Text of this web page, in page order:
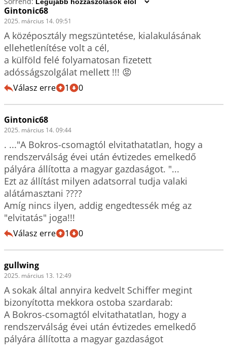
Gintonic68
2025. március 14. 09:51
A középosztály megszüntetése, kialakulásának
ellehetlenítése volt a cél,
a külföld felé folyamatosan fizetett
adósságszolgálat mellett !!! 😡
Válasz erre 1 0
Gintonic68
2025. március 14. 09:44
. ..."A Bokros-csomagtól elvitathatatlan, hogy a
rendszerválság évei után évtizedes emelkedő
pályára állította a magyar gazdaságot. "...
Ezt az állítást milyen adatsorral tudja valaki
alátámasztani ????
Amíg nincs ilyen, addig engedtessék még az
"elvitatás" joga!!!
Válasz erre 1 0
gullwing
2025. március 13. 12:49
A sokak által annyira kedvelt Schiffer megint
bizonyította mekkora ostoba szardarab:
A Bokros-csomagtól elvitathatatlan, hogy a
rendszerválság évei után évtizedes emelkedő
pályára állította a magyar gazdaságot